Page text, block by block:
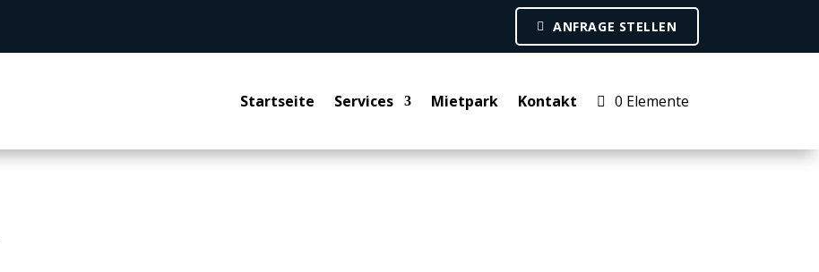
ANFRAGE STELLEN
Startseite Services Mietpark Kontakt 0 Elemente